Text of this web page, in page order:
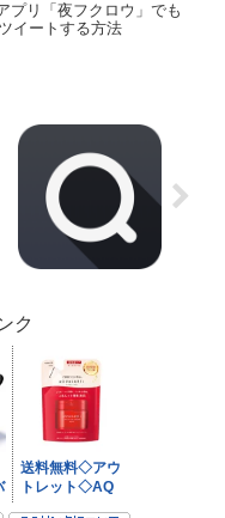
プリ「夜フクロウ」でも
イートする方法
ク